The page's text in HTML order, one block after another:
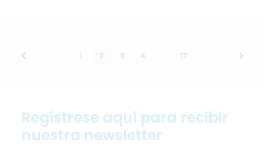
1 2 3 4 … 17
Regístrese aquí para recibir
nuestra newsletter